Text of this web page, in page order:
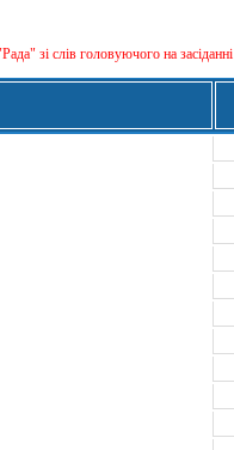
зі слів головуючого на засіданні